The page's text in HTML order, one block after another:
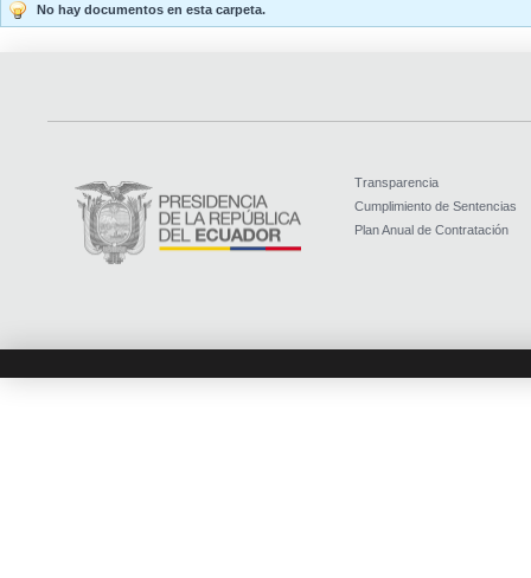
No hay documentos en esta carpeta.
Transparencia
Cumplimiento de Sentencias
Plan Anual de Contratación